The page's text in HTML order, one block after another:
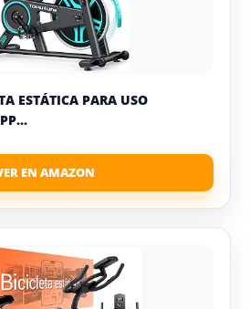
ESTÁTICA PARA USO